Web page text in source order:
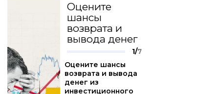
Оцените
шансы
возврата и
вывода денег
1/7
Оцените шансы
возврата и вывода
денег из
инвестиционного